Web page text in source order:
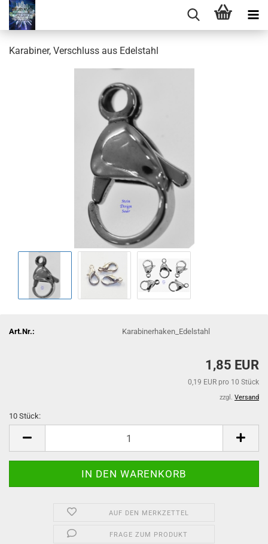
Karabiner, Verschluss aus Edelstahl
Art.Nr.: Karabinerhaken_Edelstahl
1,85 EUR
0,19 EUR pro 10 Stück
zzgl. Versand
10 Stück:
Stück
AUF DEN MERKZETTEL
FRAGE ZUM PRODUKT